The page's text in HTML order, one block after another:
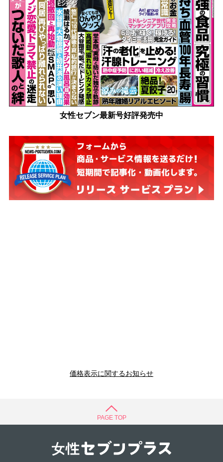
女性セブン最新号好評発売中
価格表示に関するお知らせ
PAGE TOP